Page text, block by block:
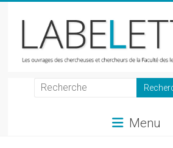
LabeLettres
Menu